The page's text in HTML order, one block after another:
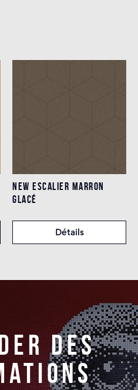
NEW ESCALIER MARRON
GLACÉ
Détails
des